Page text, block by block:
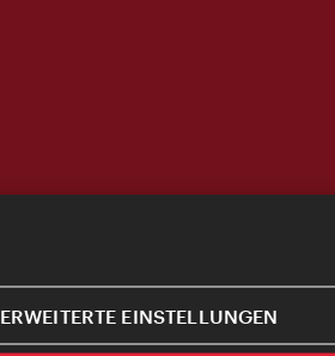
ERWEITERTE EINSTELLUNGEN